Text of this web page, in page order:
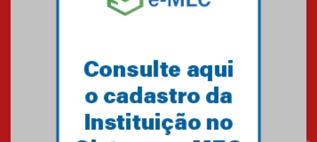
Equipe de saltos ornamentais
do Mackenzie Brasília
Gravação do projeto “Mais de
31 mil vozes com a Palavra” é
realizado no Colégio
Mackenzie Brasília